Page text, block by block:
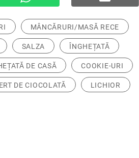
MÂNCĂRURI/MASĂ RECE
SALZA ÎNGHEȚATĂ
DE CASĂ COOKIE-URI
DE CIOCOLATĂ LICHIOR